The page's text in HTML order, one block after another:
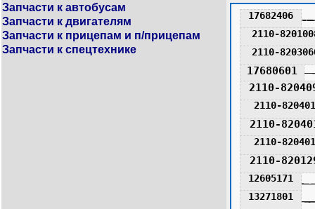
Запчасти к автобусам
Запчасти к двигателям
Запчасти к прицепам и п/прицепам
Запчасти к спецтехнике
12605171
13271801
17680601
17682406
2110-
2110-
2110-
2110-
2110-
2110-
2110-